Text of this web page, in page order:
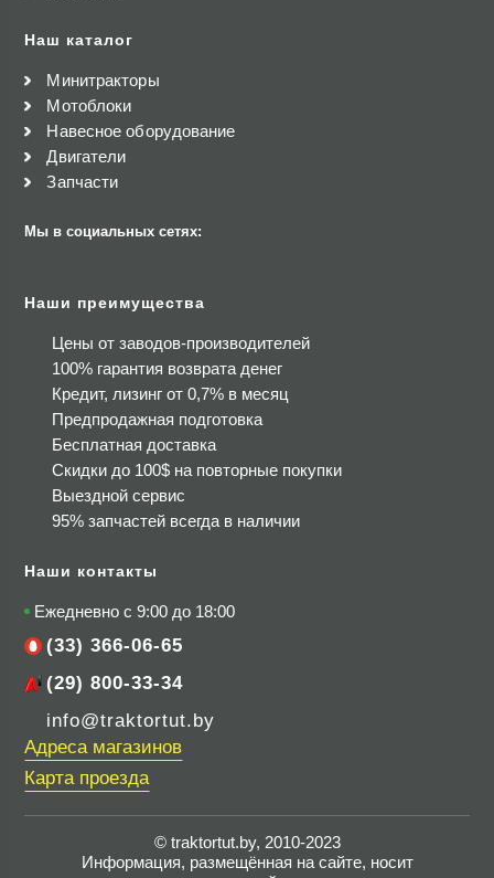
Наш каталог
Минитракторы
Мотоблоки
Навесное оборудование
Двигатели
Запчасти
Мы в социальных сетях:
Наши преимущества
Цены от заводов-производителей
100% гарантия возврата денег
Кредит, лизинг от 0,7% в месяц
Предпродажная подготовка
Бесплатная доставка
Скидки до 100$ на повторные покупки
Выездной сервис
95% запчастей всегда в наличии
Наши контакты
Ежедневно с 9:00 до 18:00
(33) 366-06-65
(29) 800-33-34
info@traktortut.by
Адреса магазинов
Карта проезда
© traktortut.by, 2010-2023
Информация, размещённая на сайте, носит